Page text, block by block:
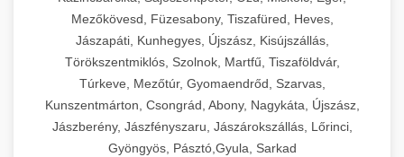
Mezőkövesd, Füzesabony, Tiszafüred, Heves,
Jászapáti, Kunhegyes, Újszász, Kisújszállás,
Törökszentmiklós, Szolnok, Martfű, Tiszaföldvár,
Túrkeve, Mezőtúr, Gyomaendrőd, Szarvas,
Kunszentmárton, Csongrád, Abony, Nagykáta, Újszász,
Jászberény, Jászfényszaru, Jászárokszállás, Lőrinci,
Gyöngyös, Pásztó,Gyula, Sarkad